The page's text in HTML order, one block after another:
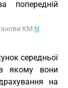
попередній
КМ N
середньої
якому вони
на